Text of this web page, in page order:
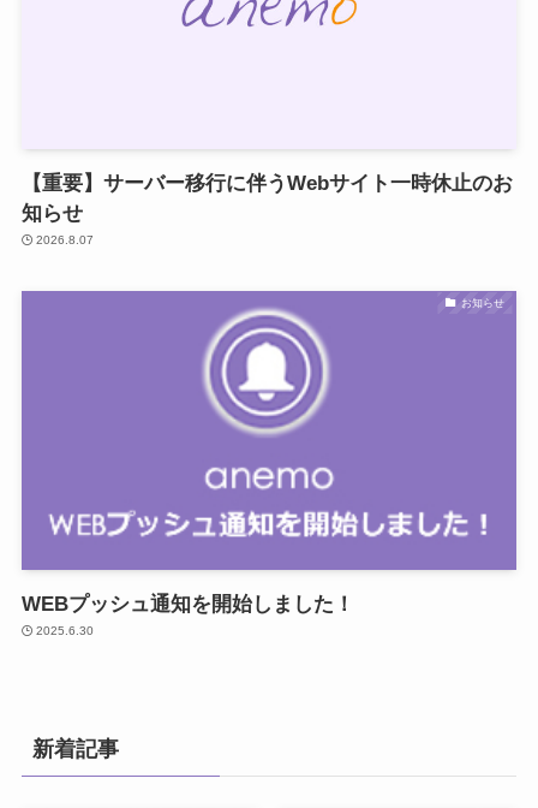
【重要】サーバー移行に伴うWebサイト一時休止のお
知らせ
2026.8.07
お知らせ
WEBプッシュ通知を開始しました！
2025.6.30
新着記事